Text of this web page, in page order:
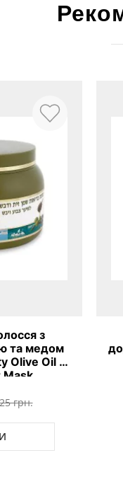
з
та медом
Olive Oil &
Mask
грн.